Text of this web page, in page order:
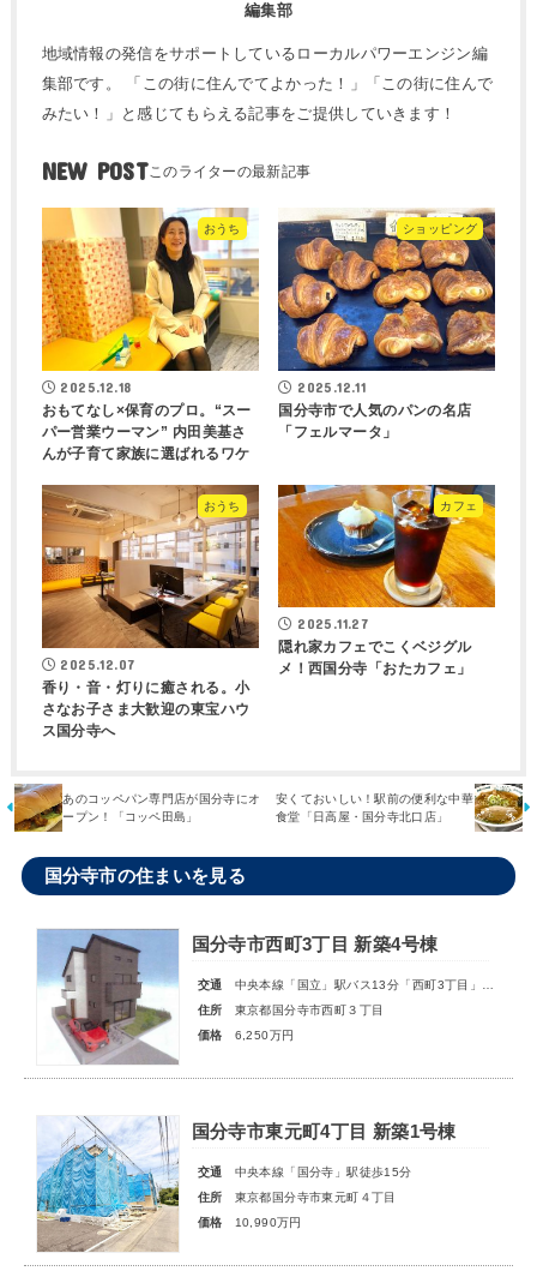
編集部
地域情報の発信をサポートしているローカルパワーエンジン編
集部です。 「この街に住んでてよかった！」「この街に住んで
みたい！」と感じてもらえる記事をご提供していきます！
NEW POST
おうち
2025.12.18
おもてなし×保育のプロ。“スー
パー営業ウーマン” 内田美基さ
んが子育て家族に選ばれるワケ
ショッピング
2025.12.11
国分寺市で人気のパンの名店
「フェルマータ」
おうち
2025.12.07
香り・音・灯りに癒される。小
さなお子さま大歓迎の東宝ハウ
ス国分寺へ
カフェ
2025.11.27
隠れ家カフェでこくベジグル
メ！西国分寺「おたカフェ」
あのコッペパン専門店が国分寺にオ
ープン！「コッペ田島」
安くておいしい！駅前の便利な中華
食堂「日高屋・国分寺北口店」
国分寺市の住まいを見る
国分寺市西町3丁目 新築4号棟
交通
中央本線「国立」駅バス13分「西町3丁目」停歩3分
住所
東京都国分寺市西町３丁目
価格
6,250万円
国分寺市東元町4丁目 新築1号棟
交通
中央本線「国分寺」駅徒歩15分
住所
東京都国分寺市東元町４丁目
価格
10,990万円